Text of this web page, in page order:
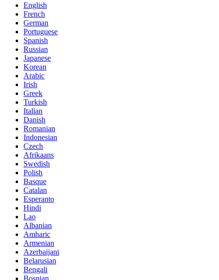
English
French
German
Portuguese
Spanish
Russian
Japanese
Korean
Arabic
Irish
Greek
Turkish
Italian
Danish
Romanian
Indonesian
Czech
Afrikaans
Swedish
Polish
Basque
Catalan
Esperanto
Hindi
Lao
Albanian
Amharic
Armenian
Azerbaijani
Belarusian
Bengali
Bosnian